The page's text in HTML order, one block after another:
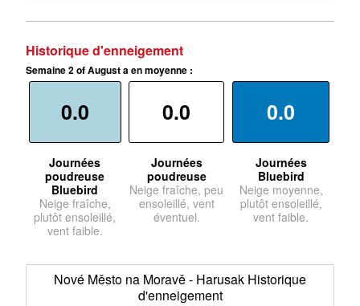
Historique d'enneigement
Semaine 2 of August a en moyenne :
0.0
Journées
poudreuse
Bluebird
Neige fraîche,
plutôt ensoleillé,
vent faible.
0.0
Journées
poudreuse
Neige fraîche, peu
ensoleillé, vent
éventuel.
0.0
Journées
Bluebird
Neige moyenne,
plutôt ensoleillé,
vent faible.
Nové Město na Moravě - Harusak Historique
d'enneigement